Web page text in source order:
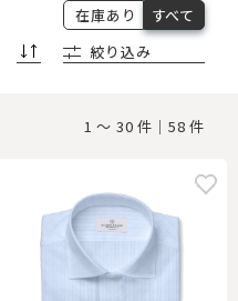
在庫あり
すべて
絞り込み
1 ～ 30 件｜58 件